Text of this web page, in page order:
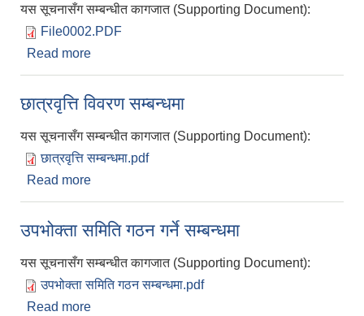
यस सूचनासँग सम्बन्धीत कागजात (Supporting Document):
File0002.PDF
Read more
छात्रवृत्ति विवरण सम्बन्धमा
यस सूचनासँग सम्बन्धीत कागजात (Supporting Document):
छात्रवृत्ति सम्बन्धमा.pdf
Read more
उपभोक्ता समिति गठन गर्ने सम्बन्धमा
यस सूचनासँग सम्बन्धीत कागजात (Supporting Document):
उपभोक्ता समिति गठन सम्बन्धमा.pdf
Read more